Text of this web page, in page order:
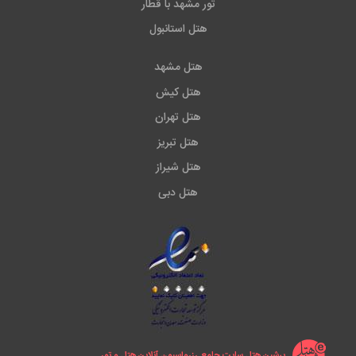
تور مشهد با قطار
هتل استانبول
هتل مشهد
هتل کیش
هتل تهران
هتل تبریز
هتل شیراز
هتل دبی